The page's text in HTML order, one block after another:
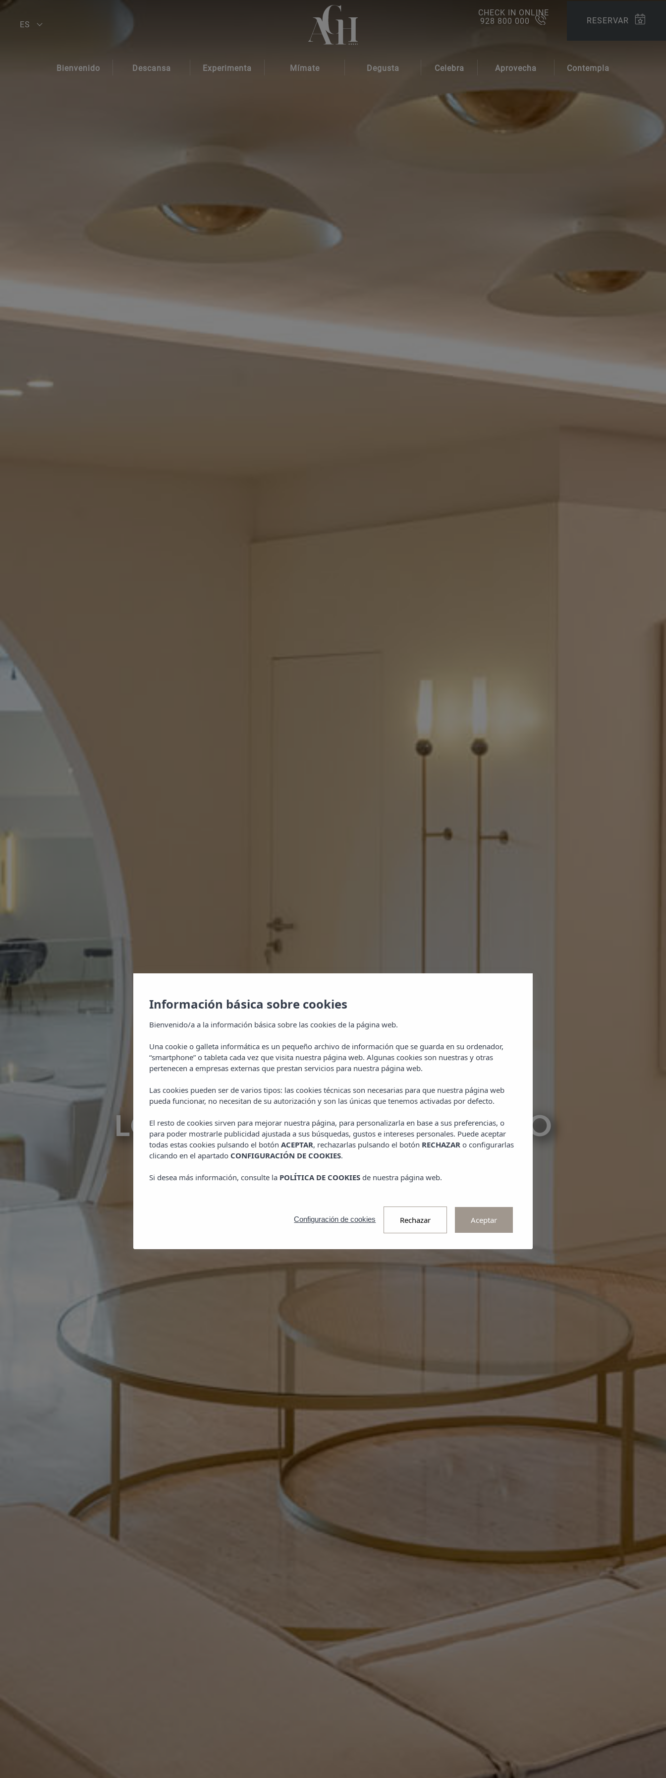
ES EN RESERVAR
CHECK IN ONLINE
928 800 000
Bienvenido
Descansa
Experimenta
Mímate
Degusta
Celebra
Aprovecha
Contempla
DUDAS
LOCALIZACIÓN Y CONTACTO
Información básica sobre cookies
Bienvenido/a a la información básica sobre las cookies de la página web.
Una cookie o galleta informática es un pequeño archivo de información que se guarda en su ordenador,
“smartphone” o tableta cada vez que visita nuestra página web. Algunas cookies son nuestras y otras
pertenecen a empresas externas que prestan servicios para nuestra página web.
Las cookies pueden ser de varios tipos: las cookies técnicas son necesarias para que nuestra página web
pueda funcionar, no necesitan de su autorización y son las únicas que tenemos activadas por defecto.
El resto de cookies sirven para mejorar nuestra página, para personalizarla en base a sus preferencias, o
para poder mostrarle publicidad ajustada a sus búsquedas, gustos e intereses personales. Puede aceptar
todas estas cookies pulsando el botón ACEPTAR, rechazarlas pulsando el botón RECHAZARo configurarlas
clicando en el apartado CONFIGURACIÓN DE COOKIES.
Si desea más información, consulte la POLÍTICA DE COOKIESde nuestra página web.
Configuración de cookies Rechazar Aceptar